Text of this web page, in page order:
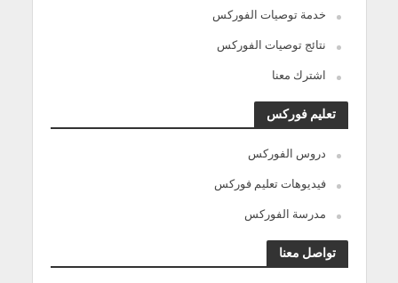
خدمة توصيات الفوركس
نتائج توصيات الفوركس
اشترك معنا
تعليم فوركس
دروس الفوركس
فيديوهات تعليم فوركس
مدرسة الفوركس
تواصل معنا